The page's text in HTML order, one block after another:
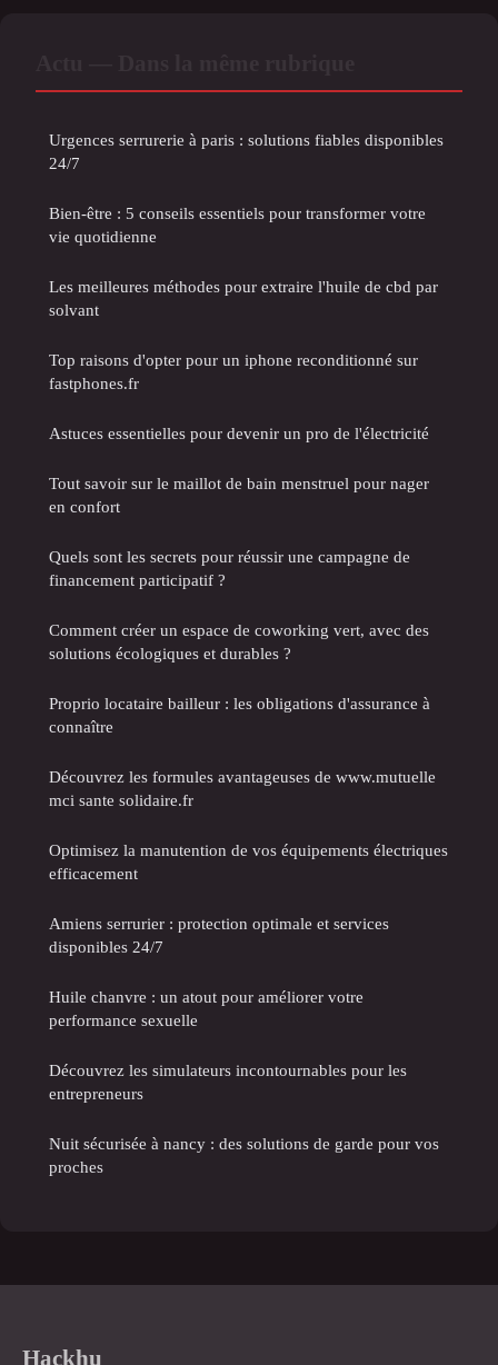
Urgences serrurerie à paris : solutions fiables disponibles
24/7
Bien-être : 5 conseils essentiels pour transformer votre
vie quotidienne
Les meilleures méthodes pour extraire l'huile de cbd par
solvant
Top raisons d'opter pour un iphone reconditionné sur
fastphones.fr
Astuces essentielles pour devenir un pro de l'électricité
Tout savoir sur le maillot de bain menstruel pour nager
en confort
Quels sont les secrets pour réussir une campagne de
financement participatif ?
Comment créer un espace de coworking vert, avec des
solutions écologiques et durables ?
Proprio locataire bailleur : les obligations d'assurance à
connaître
Découvrez les formules avantageuses de www.mutuelle
mci sante solidaire.fr
Optimisez la manutention de vos équipements électriques
efficacement
Amiens serrurier : protection optimale et services
disponibles 24/7
Huile chanvre : un atout pour améliorer votre
performance sexuelle
Découvrez les simulateurs incontournables pour les
entrepreneurs
Nuit sécurisée à nancy : des solutions de garde pour vos
proches
Hackhu